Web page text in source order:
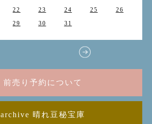
22 23 24 25
26
29 30 31
前売り予約について
archive 晴れ豆秘宝庫